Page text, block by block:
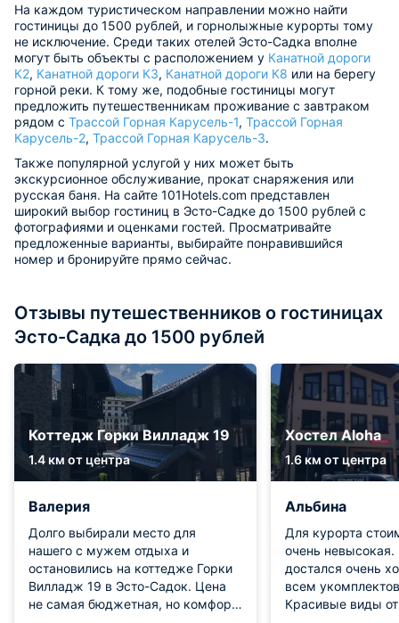
На каждом туристическом направлении можно найти
гостиницы до 1500 рублей, и горнолыжные курорты тому
не исключение. Среди таких отелей Эсто-Садка вполне
могут быть объекты с расположением у Канатной дороги
К2, Канатной дороги К3, Канатной дороги К8 или на берегу
горной реки. К тому же, подобные гостиницы могут
предложить путешественникам проживание с завтраком
рядом с Трассой Горная Карусель-1, Трассой Горная
Карусель-2, Трассой Горная Карусель-3.
Также популярной услугой у них может быть
экскурсионное обслуживание, прокат снаряжения или
русская баня. На сайте 101Hotels.com представлен
широкий выбор гостиниц в Эсто-Садке до 1500 рублей с
фотографиями и оценками гостей. Просматривайте
предложенные варианты, выбирайте понравившийся
номер и бронируйте прямо сейчас.
Отзывы путешественников о гостиницах
Эсто-Садка до 1500 рублей
Коттедж Горки Вилладж 19
1.4 км от центра
Валерия
Долго выбирали место для
нашего с мужем отдыха и
остановились на коттедже Горки
Вилладж 19 в Эсто-Садок. Цена
не самая бюджетная, но комфорт
Хостел Aloha
1.6 км от центра
Альбина
Для курорта
очень
достался очень
всем
Красивые виды